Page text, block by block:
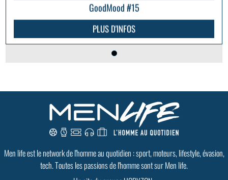
GoodMood #15
PLUS D'INFOS
Men life est le network de l'homme au quotidien : sport, moteurs, lifestyle, évasion,
tech. Toutes les passions de l'homme sont sur Men life.